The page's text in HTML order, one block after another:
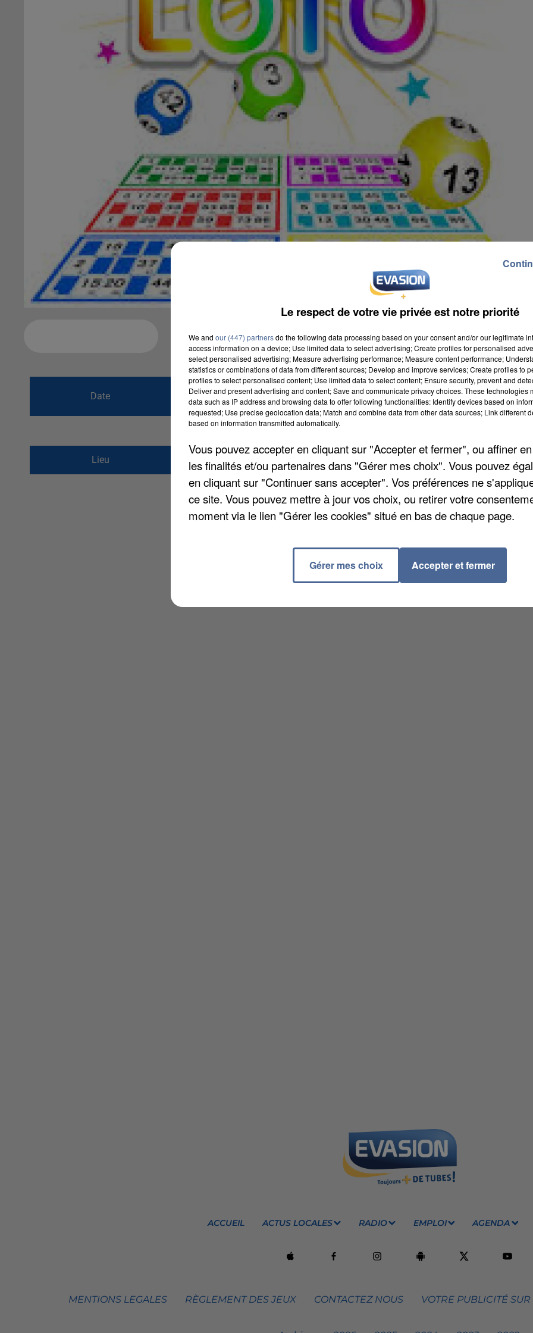
Date
du26 mars 2016 à 8h00
au27 mars 2016 à 19h59
Lieu
27-29 rue du Vieux Ru
77210 AVON
ACCUEIL ACTUS LOCALES RADIO EMPLOI AGENDA
MENTIONS LEGALES RÈGLEMENT DES JEUX CONTACTEZ NOUS VOTRE PUBLICITÉ
Le respect de votre vie privée est notre priorité
We and our (447) partnersdo the following data processing based on your consent and/or our legitimate
access information on a device; Use limited data to select advertising; Create profiles for personalised
select personalised advertising; Measure advertising performance; Measure content performance;
statistics or combinations of data from different sources; Develop and improve services; Create profiles to
profiles to select personalised content; Use limited data to select content; Ensure security, prevent and
Deliver and present advertising and content; Save and communicate privacy choices. These technologies
data such as IP address and browsing data to offer following functionalities: Identify devices based on
requested; Use precise geolocation data; Match and combine data from other data sources; Link different
based on information transmitted automatically.
Vous pouvez accepter en cliquant sur "Accepter et fermer", ou affiner
les finalités et/ou partenaires dans "Gérer mes choix". Vous pouvez
en cliquant sur "Continuer sans accepter". Vos préférences ne
ce site. Vous pouvez mettre à jour vos choix, ou retirer votre
moment via le lien "Gérer les cookies" situé en bas de chaque page.
Gérer mes choix Accepter et fermer